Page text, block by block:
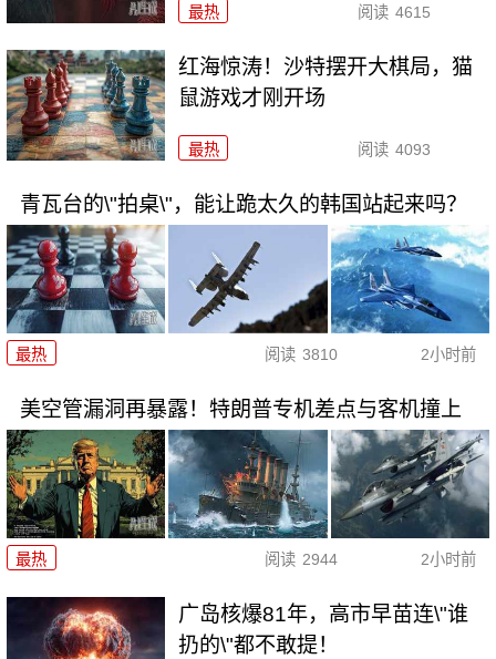
最热 阅读 4615
红海惊涛！沙特摆开大棋局，猫
鼠游戏才刚开场
最热 阅读 4093
青瓦台的\"拍桌\"，能让跪太久的韩国站起来吗？
最热 阅读 3810 2小时前
美空管漏洞再暴露！特朗普专机差点与客机撞上
最热 阅读 2944 2小时前
广岛核爆81年，高市早苗连\"谁
扔的\"都不敢提！